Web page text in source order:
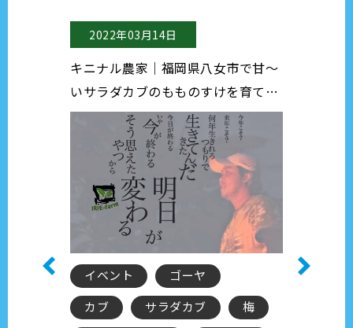
ル農家｜福岡県八女市で甘～
ダカブのもものすけを育てて
家さんをご紹介♪
ゴーヤ
サラダカブ
梅
キニナル農家｜栃木県でブ
ー狩り♪カフェでスイーツも
る農家さんとは！？
農園
フルーツ
兼業農家